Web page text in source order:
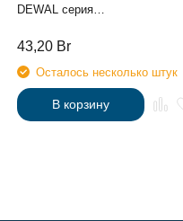
DEWAL серия
волнистая нейлоновая щетина,
43,20 Br
Осталось несколько штук
В корзину